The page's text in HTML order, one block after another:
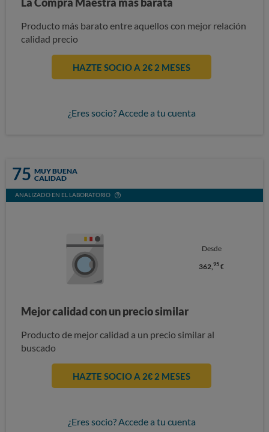
Producto más barato entre aquellos con mejor relación
calidad precio
HAZTE SOCIO A 2€ 2 MESES
¿Eres socio? Accede a tu cuenta
75 MUY BUENA
CALIDAD
ANALIZADO EN EL LABORATORIO
Desde
362,95 €
Mejor calidad con un precio similar
Producto de mejor calidad a un precio similar al
buscado
HAZTE SOCIO A 2€ 2 MESES
¿Eres socio? Accede a tu cuenta